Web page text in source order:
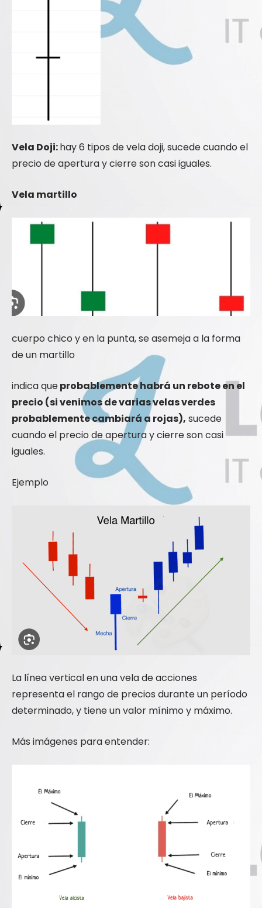
Vela Doji:hay 6 tipos de vela doji, sucede cuando el
precio de apertura y cierre son casi iguales.
Vela martillo
cuerpo chico y en la punta, se asemeja a la forma
de un martillo
indica queprobablemente habrá un rebote en el
precio (si venimos de varias velas verdes
probablemente cambiará a rojas), sucede
cuando el precio de apertura y cierre son casi
iguales.
Ejemplo
La línea vertical en una vela de acciones
representa el rango de precios durante un período
determinado, y tiene un valor mínimo y máximo.
Más imágenes para entender: